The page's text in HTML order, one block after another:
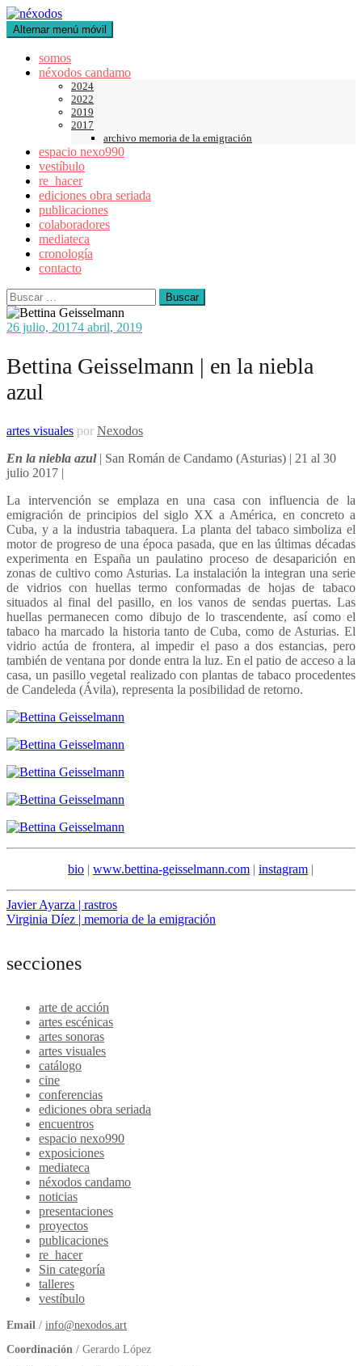
Saltar
al
contenido
Alternar menú móvil
somos
néxodos candamo
2024
2022
2019
2017
archivo memoria de la emigración
espacio nexo990
vestíbulo
re_hacer
ediciones obra seriada
publicaciones
colaboradores
mediateca
cronología
contacto
Buscar:
26 julio, 20174 abril, 2019
Bettina Geisselmann | en la niebla
azul
artes visuales por Nexodos
En la niebla azul
| San Román de Candamo (Asturias) | 21 al 30
julio 2017 |
La intervención se emplaza en una casa con influencia de la
emigración de principios del siglo XX a América, en concreto a
Cuba, y a la industria tabaquera. La planta del tabaco simboliza el
motor de progreso de una época pasada, que en las últimas décadas
experimenta en España un paulatino proceso de desaparición en
zonas de cultivo como Asturias. La instalación la integran una serie
de vidrios con huellas termo conformadas de hojas de tabaco
situados al final del pasillo, en los vanos de sendas puertas. Las
huellas permanecen como dibujo de lo trascendente, así como el
tabaco ha marcado la historia tanto de Cuba, como de Asturias. El
vidrio actúa de frontera, al impedir el paso a dos estancias, pero
también de ventana por donde entra la luz. En el patio de acceso a la
casa, un pasillo vegetal realizado con plantas de tabaco procedentes
de Candeleda (Ávila), representa la posibilidad de retorno.
bio www.bettina-geisselmann.com instagram
Navegación
de
entradas
Javier Ayarza | rastros
Virginia Díez | memoria de la emigración
secciones
arte de acción
artes escénicas
artes sonoras
artes visuales
catálogo
cine
conferencias
ediciones obra seriada
encuentros
espacio nexo990
exposiciones
mediateca
néxodos candamo
noticias
presentaciones
proyectos
publicaciones
re_hacer
Sin categoría
talleres
vestíbulo
Email / info@nexodos.art
Coordinación / Gerardo López